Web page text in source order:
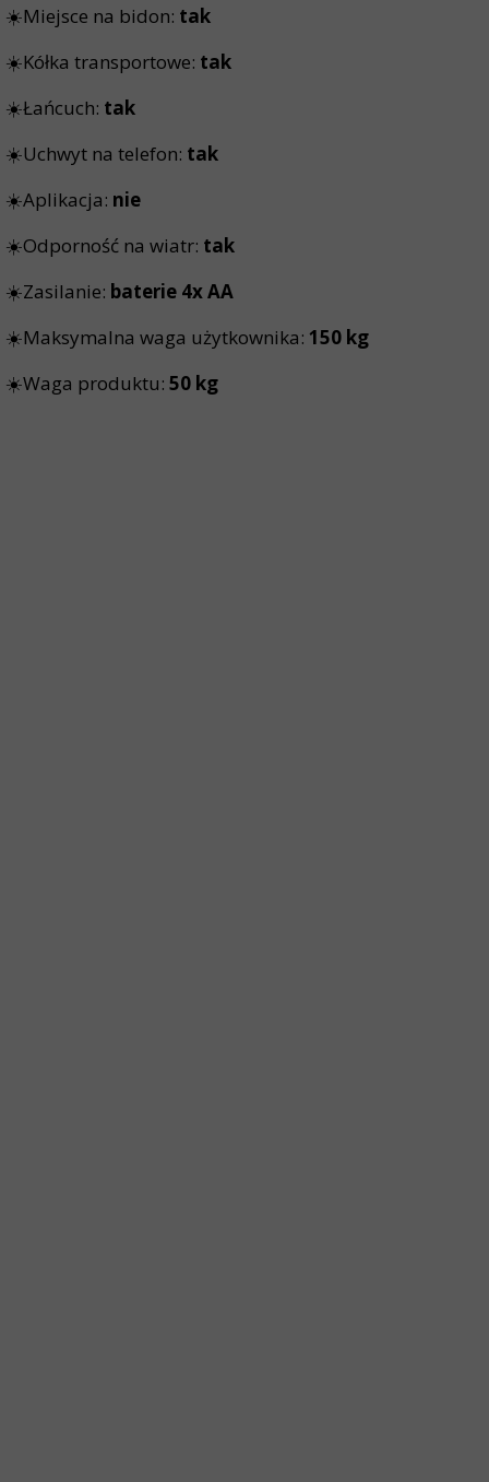
☀️Miejsce na bidon: tak
☀️Kółka transportowe: tak
☀️Łańcuch: tak
☀️Uchwyt na telefon: tak
☀️Aplikacja: nie
☀️Odporność na wiatr: tak
☀️Zasilanie: baterie 4x AA
☀️Maksymalna waga użytkownika: 150 kg
☀️Waga produktu: 50 kg